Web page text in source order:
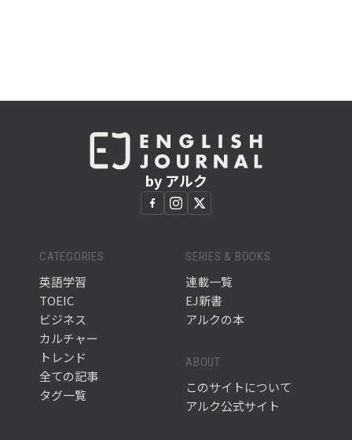
by アルク
CATEGORIES
英語学習
TOEIC
ビジネス
カルチャー
トレンド
全ての記事
タグ一覧
SERIES & BOOKS
連載一覧
EJ新書
アルクの本
ABOUT
このサイトについて
アルク公式サイト